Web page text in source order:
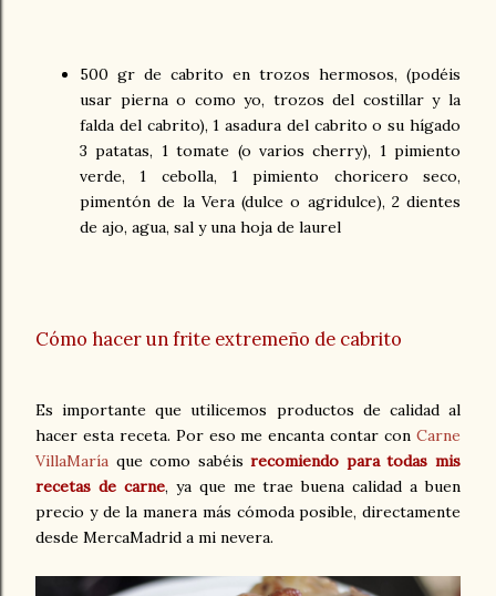
500 gr de cabrito en trozos hermosos, (podéis
usar pierna o como yo, trozos del costillar y la
falda del cabrito), 1 asadura del cabrito o su hígado
3 patatas, 1 tomate (o varios cherry), 1 pimiento
verde, 1 cebolla, 1 pimiento choricero seco,
pimentón de la Vera (dulce o agridulce), 2 dientes
de ajo, agua, sal y una hoja de laurel
Cómo hacer un frite extremeño de cabrito
Es importante que utilicemos productos de calidad al
hacer esta receta. Por eso me encanta contar con Carne
VillaMaría que como sabéisrecomiendo para todas mis
recetas de carne, ya que me trae buena calidad a buen
precio y de la manera más cómoda posible, directamente
desde MercaMadrid a mi nevera.